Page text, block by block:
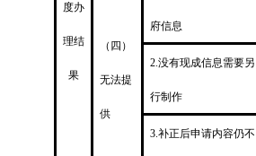
度办
理结
果
（四）
无法提
供
府信息
2.没有现成信息需要另
行制作
3.补正后申请内容仍不